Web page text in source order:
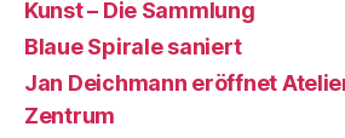
Kunst – Die Sammlung
Blaue Spirale saniert
Jan Deichmann eröffnet
Zentrum